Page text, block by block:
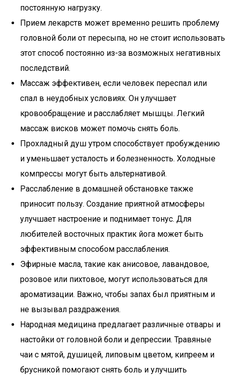
постоянную нагрузку.
Прием лекарств может временно решить проблему
головной боли от пересыпа, но не стоит использовать
этот способ постоянно из-за возможных негативных
последствий.
Массаж эффективен, если человек переспал или
спал в неудобных условиях. Он улучшает
кровообращение и расслабляет мышцы. Легкий
массаж висков может помочь снять боль.
Прохладный душ утром способствует пробуждению
и уменьшает усталость и болезненность. Холодные
компрессы могут быть альтернативой.
Расслабление в домашней обстановке также
приносит пользу. Создание приятной атмосферы
улучшает настроение и поднимает тонус. Для
любителей восточных практик йога может быть
эффективным способом расслабления.
Эфирные масла, такие как анисовое, лавандовое,
розовое или пихтовое, могут использоваться для
ароматизации. Важно, чтобы запах был приятным и
не вызывал раздражения.
Народная медицина предлагает различные отвары и
настойки от головной боли и депрессии. Травяные
чаи с мятой, душицей, липовым цветом, кипреем и
брусникой помогают снять боль и улучшить